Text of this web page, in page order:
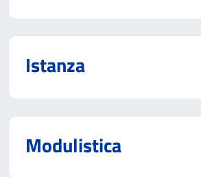
Istanza
Modulistica